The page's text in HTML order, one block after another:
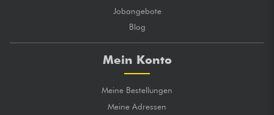
Jobangebote
Blog
Mein Konto
Meine Bestellungen
Meine Adressen